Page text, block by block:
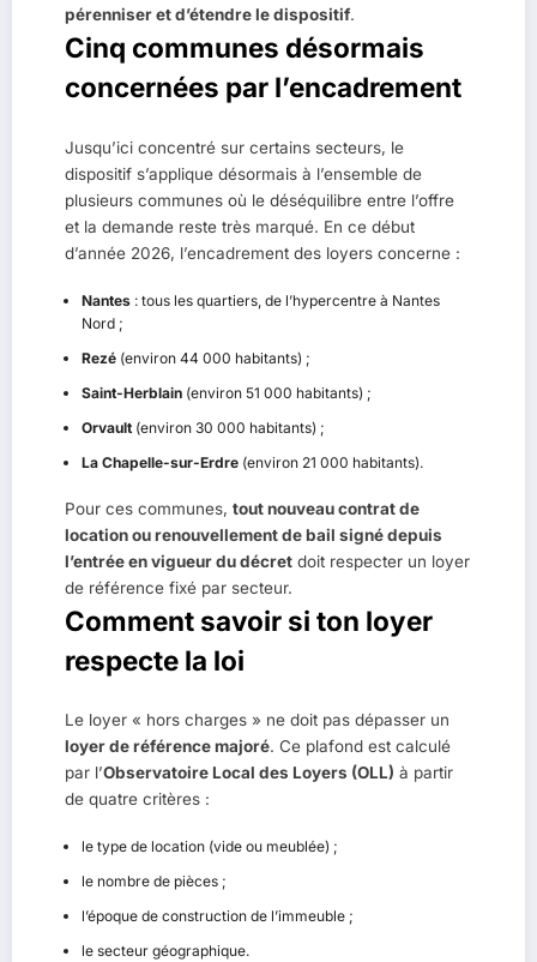
pérenniser et d’étendre le dispositif.
Cinq communes désormais
concernées par l’encadrement
Jusqu’ici concentré sur certains secteurs, le
dispositif s’applique désormais à l’ensemble de
plusieurs communes où le déséquilibre entre l’offre
et la demande reste très marqué. En ce début
d’année 2026, l’encadrement des loyers concerne :
Nantes: tous les quartiers, de l’hypercentre à Nantes
Nord ;
Rezé(environ 44 000 habitants) ;
Saint-Herblain(environ 51 000 habitants) ;
Orvault(environ 30 000 habitants) ;
La Chapelle-sur-Erdre(environ 21 000 habitants).
Pour ces communes, tout nouveau contrat de
location ou renouvellement de bail signé depuis
l’entrée en vigueur du décret doit respecter un loyer
de référence fixé par secteur.
Comment savoir si ton loyer
respecte la loi
Le loyer « hors charges » ne doit pas dépasser un
loyer de référence majoré. Ce plafond est calculé
par l’Observatoire Local des Loyers (OLL) à partir
de quatre critères :
le type de location (vide ou meublée) ;
le nombre de pièces ;
l’époque de construction de l’immeuble ;
le secteur géographique.